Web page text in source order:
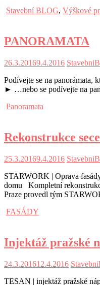
Stavební BLOG, Výškové
PANORAMATA
26.3.20169.4.2016
Podívejte se na panorámata,
► …nebo se podívejte na
Panoramata
Rekonstrukce
25.3.20169.4.2016
STARWORK | Oprava
domu Kompletní
Praze provedl tým
FASÁDY
Injektáž pražské
24.3.201612.4.2016
TESAN | injektáž pražské